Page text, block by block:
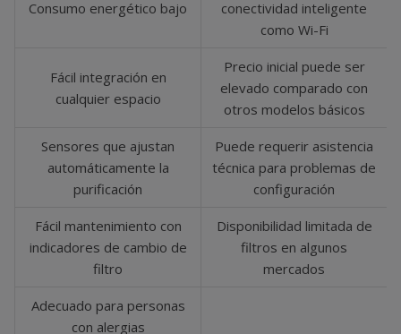
Consumo energético bajo
conectividad inteligente
como Wi-Fi
Fácil integración en
cualquier espacio
Precio inicial puede ser
elevado comparado con
otros modelos básicos
Sensores que ajustan
automáticamente la
purificación
Puede requerir asistencia
técnica para problemas de
configuración
Fácil mantenimiento con
indicadores de cambio de
filtro
Disponibilidad limitada de
filtros en algunos
mercados
Adecuado para personas
con alergias